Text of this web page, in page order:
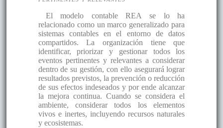
El modelo contable REA se lo ha
relacionado como un marco generalizado para
sistemas contables en el entorno de datos
compartidos. La organización tiene que
identificar, priorizar y gestionar todos los
eventos pertinentes y relevantes a considerar
dentro de su gestión, con ello asegurará lograr
resultados previstos, la prevención o reducción
de sus efectos indeseados y por ende alcanzar
la mejora continua. Cuando se considera el
ambiente, considerar todos los elementos
vivos e inertes, incluyendo recursos naturales
y ecosistemas.